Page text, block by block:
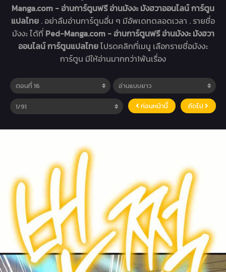
Manga.com - อ่านการ์ตูนฟรี อ่านมังงะ มังฮวาออนไลน์ การ์ตูน
แปลไทย . อย่าลืมอ่านการ์ตูนอื่น ๆ มีอัพเดทตลอดเวลา . รายชื่อ
มังงะ ได้ที่ Ped-Manga.com - อ่านการ์ตูนฟรี อ่านมังงะ มังฮวา
ออนไลน์ การ์ตูนแปลไทยโปรดคลิกที่เมนู เลือกรายชื่อมังงะ
การ์ตูน มีให้อ่านมากกว่า1พันเรื่อง
ก่อนหน้านี้ ถัดไป